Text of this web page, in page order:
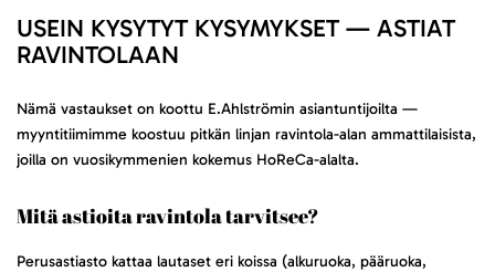
USEIN KYSYTYT KYSYMYKSET — ASTIAT
RAVINTOLAAN
Nämä vastaukset on koottu E.Ahlströmin asiantuntijoilta —
myyntitiimimme koostuu pitkän linjan ravintola-alan ammattilaisista,
joilla on vuosikymmenien kokemus HoReCa-alalta.
Mitä astioita ravintola tarvitsee?
Perusastiasto kattaa lautaset eri koissa (alkuruoka, pääruoka,